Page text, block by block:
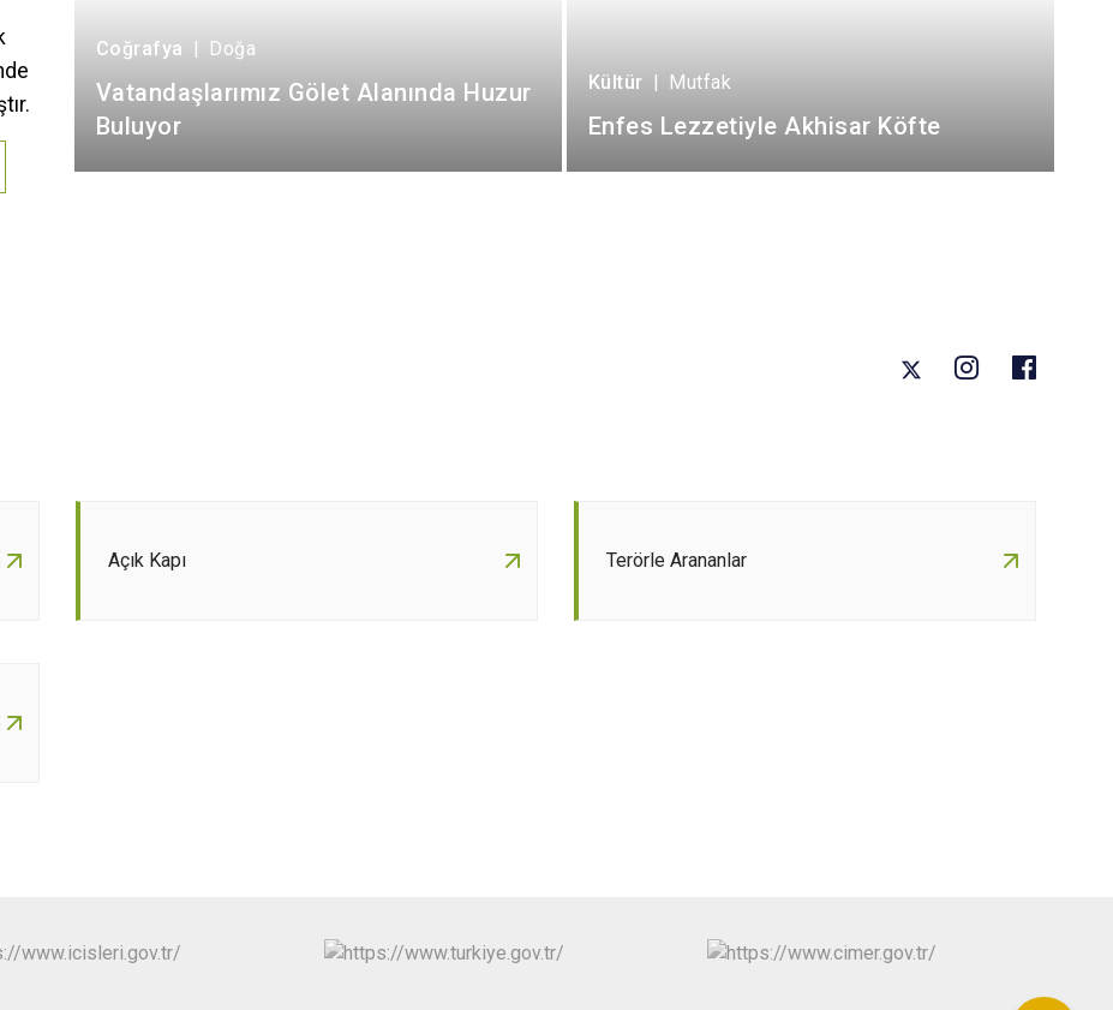
Coğrafya | Doğa
Vatandaşlarımız Gölet Alanında Huzur
Buluyor
Kültür | Mutfak
Enfes Lezzetiyle Akhisar Köfte
Açık Kapı Terörle Arananlar